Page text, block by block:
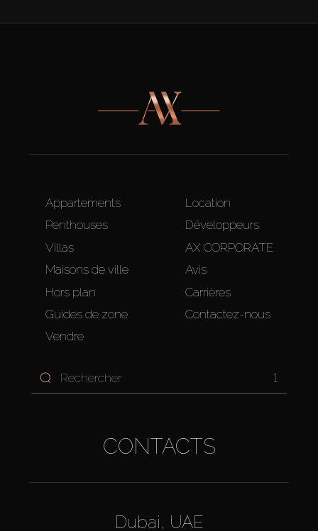
Appartements
Penthouses
Villas
Maisons de ville
Hors plan
Guides de zone
Vendre
Location
Développeurs
AX CORPORATE
Avis
Carrières
Contactez-nous
1
CONTACTS
Dubai, UAE